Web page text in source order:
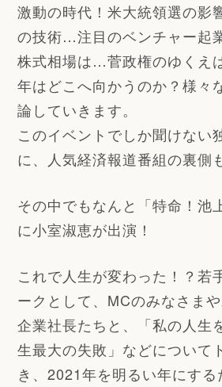
激動の時代！米大統領選の影
の技術…注目のベンチャー起
株式相場は…菅政権のゆくえ
年はどこへ向かうのか？様々
論していきます。
このイベントでしか聞けない
に、人気経済報道番組の裏側
その中でもなんと「特命！池
に小室淑恵が出演！
これで人生が変わった！？若
ークとして、MCのみなさま
企業社長たちと、「私の人生
生最大の失敗」などについて
き、2021年を明るい年にす